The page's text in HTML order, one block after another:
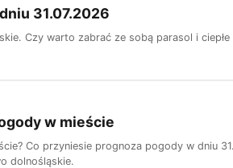
31.07.2026
Czy warto zabrać ze sobą parasol i
w mieście
Co przyniesie prognoza pogody w dniu
dolnośląskie.